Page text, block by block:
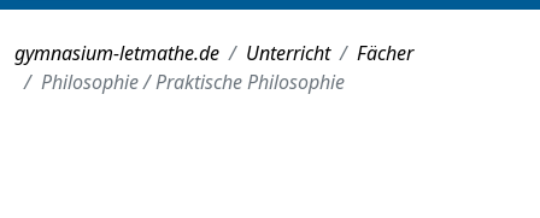
gymnasium-letmathe.de Unterricht
Fächer
Philosophie / Praktische Philosophie